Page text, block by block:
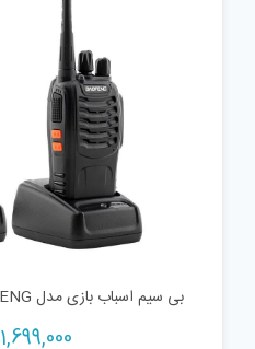
بی سیم اسباب بازی مدل BAOFENG
1,699,000